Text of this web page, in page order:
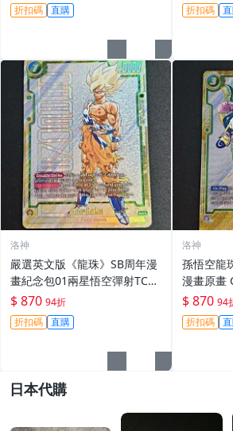
折扣碼 直購
折扣碼
洛神
嚴選英文版《龍珠》SB周年漫
畫紀念包01兩星悟空彈射TCG
卡牌，自制帶折光紋理閃卡，
具浮雕感，適合收藏觀賞 看畫
憑架
$ 870 94折
折扣碼 直購
洛神
孫悟空龍
漫畫原畫
畫 鳥山明
品收藏 龍
$ 870 94
折扣碼
日本代購